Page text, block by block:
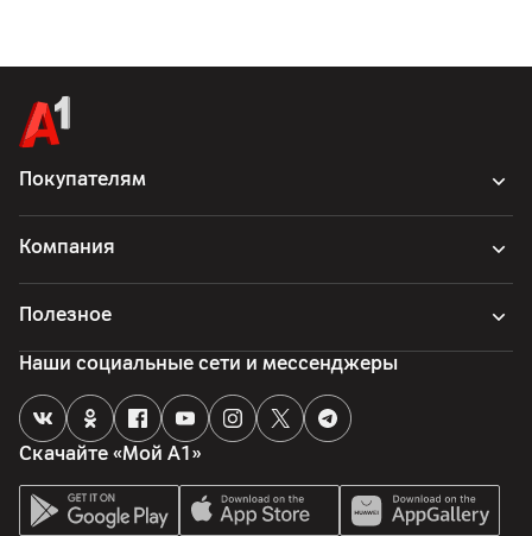
Покупателям
Компания
Полезное
Скачайте «Мой А1»
Наши социальные сети и мессенджеры